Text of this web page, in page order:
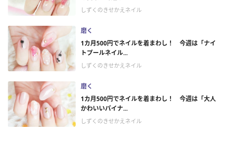
しずくのきせかえネイル
磨く
1カ月500円でネイルを着まわし！ 今週は「ナイ
トプールネイル...
しずくのきせかえネイル
磨く
1カ月500円でネイルを着まわし！ 今週は「大人
かわいいパイナ...
しずくのきせかえネイル